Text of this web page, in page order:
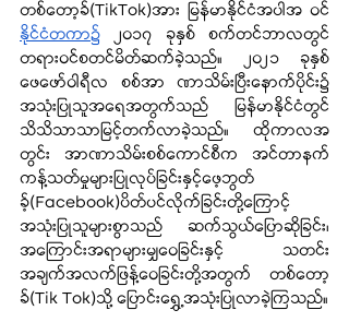
နိုင်ငံတကာ၌ ၂၀၁၇ ခုနှစ် စက်တင်ဘာလတွင်
တရားဝင်စတင်မိတ်ဆက်ခဲ့သည်။ ၂၀၂၁ ခုနှစ်
ဖေဖော်ဝါရီလ စစ်အာ ဏာသိမ်းပြီးနောက်ပိုင်း၌
အသုံးပြုသူအရေအတွက်သည် မြန်မာနိုင်ငံတွင်
သိသိသာသာမြင့်တက်လာခဲ့သည်။ ထိုကာလအ
တွင်း အာဏာသိမ်းစစ်ကောင်စီက အင်တာနက်
ကန့်သတ်မှုများပြုလုပ်ခြင်းနှင့်ဖေ့ဘွတ်
ခ့်(Facebook)ပိတ်ပင်လိုက်ခြင်းတို့ကြောင့်
အသုံးပြုသူများစွာသည် ဆက်သွယ်ပြောဆိုခြင်း၊
အကြောင်းအရာများမျှဝေခြင်းနှင့် သတင်း
အချက်အလက်ဖြန့်ဝေခြင်းတို့အတွက် တစ်တော့
ခ်(Tik Tok)သို့ ပြောင်းရွှေ့အသုံးပြုလာခဲ့ကြသည်။